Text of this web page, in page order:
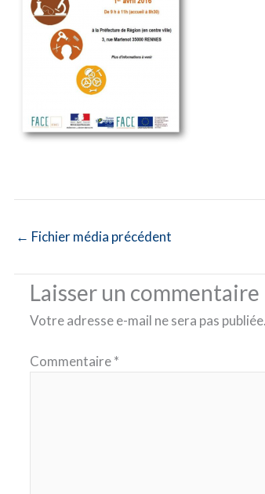
← Fichier média précédent
Laisser un commentaire
Votre adresse e-mail ne sera pas publiée.
Commentaire*